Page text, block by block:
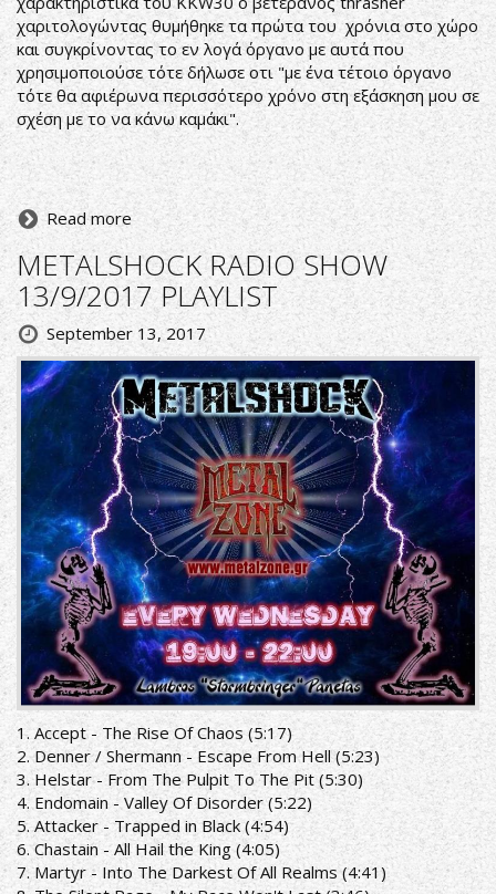
χαριτολογώντας θυμήθηκε τα πρώτα του χρόνια στο χώρο
και συγκρίνοντας το εν λογά όργανο με αυτά που
χρησιμοποιούσε τότε δήλωσε οτι "με ένα τέτοιο όργανο
τότε θα αφιέρωνα περισσότερο χρόνο στη εξάσκηση μου σε
σχέση με το να κάνω καμάκι".
Read more
METALSHOCK RADIO SHOW
13/9/2017 PLAYLIST
September 13, 2017
1. Accept - The Rise Of Chaos (5:17)
2. Denner / Shermann - Escape From Hell (5:23)
3. Helstar - From The Pulpit To The Pit (5:30)
4. Endomain - Valley Of Disorder (5:22)
5. Attacker - Trapped in Black (4:54)
6. Chastain - All Hail the King (4:05)
7. Martyr - Into The Darkest Of All Realms (4:41)